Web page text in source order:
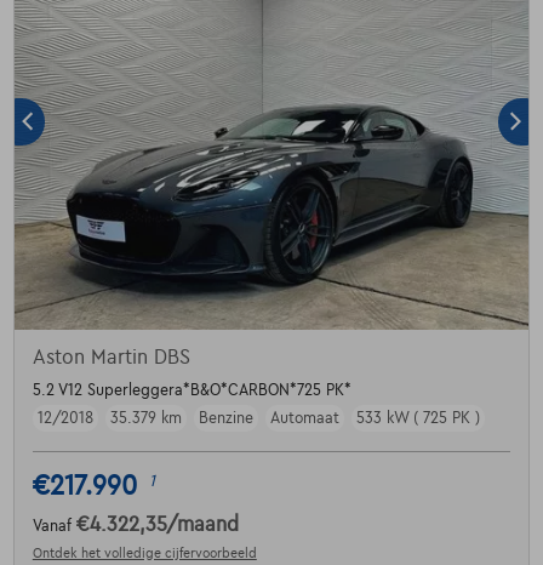
Aston Martin DBS
5.2 V12 Superleggera*B&O*CARBON*725 PK*
12/2018
35.379 km Benzine Automaat 533 kW ( 725 PK )
€217.990 1
Vanaf €4.322,35/maand
Ontdek het volledige cijfervoorbeeld